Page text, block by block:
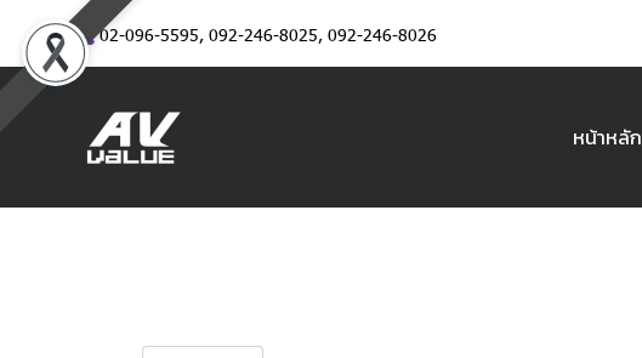
02-096-5595, 092-246-8025, 092-246-8026
หน้าหลัก